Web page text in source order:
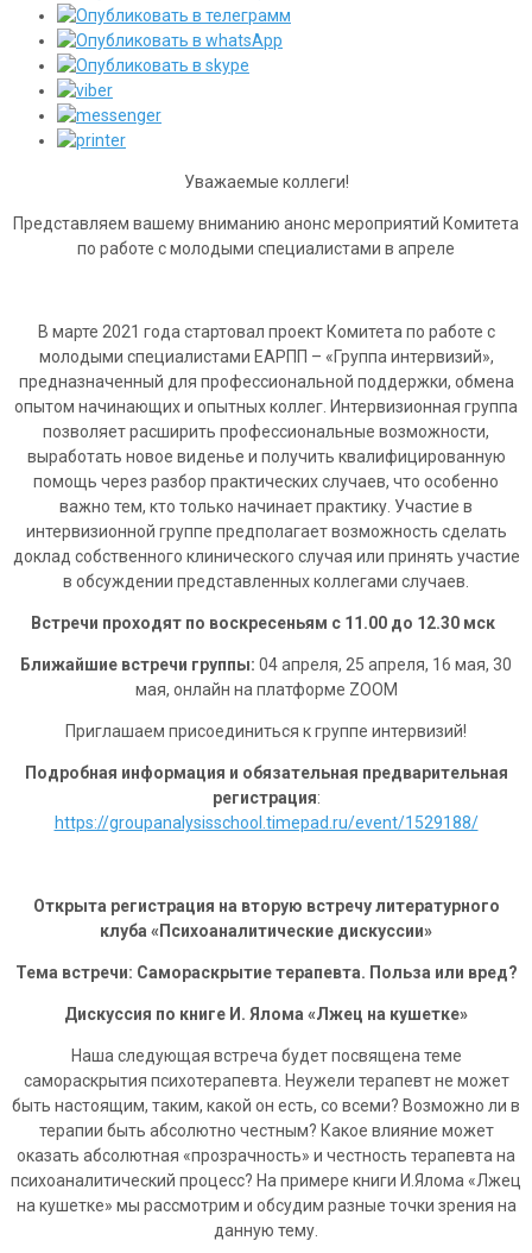
Уважаемые коллеги!
Представляем вашему вниманию анонс мероприятий Комитета
по работе с молодыми специалистами в апреле
В марте 2021 года стартовал проект Комитета по работе с
молодыми специалистами ЕАРПП – «Группа интервизий»,
предназначенный для профессиональной поддержки, обмена
опытом начинающих и опытных коллег. Интервизионная группа
позволяет расширить профессиональные возможности,
выработать новое виденье и получить квалифицированную
помощь через разбор практических случаев, что особенно
важно тем, кто только начинает практику. Участие в
интервизионной группе предполагает возможность сделать
доклад собственного клинического случая или принять участие
в обсуждении представленных коллегами случаев.
Встречи проходят по воскресеньям с 11.00 до 12.30 мск
Ближайшие встречи группы: 04 апреля, 25 апреля, 16 мая, 30
мая, онлайн на платформе ZOOM
Приглашаем присоединиться к группе интервизий!
Подробная информация и обязательная предварительная
регистрация:
https://groupanalysisschool.timepad.ru/event/1529188/
Открыта регистрация на вторую встречу литературного
клуба «Психоаналитические дискуссии»
Тема встречи: Самораскрытие терапевта. Польза или вред?
Дискуссия по книге И. Ялома «Лжец на кушетке»
Наша следующая встреча будет посвящена теме
самораскрытия психотерапевта. Неужели терапевт не может
быть настоящим, таким, какой он есть, со всеми? Возможно ли в
терапии быть абсолютно честным? Какое влияние может
оказать абсолютная «прозрачность» и честность терапевта на
психоаналитический процесс? На примере книги И.Ялома «Лжец
на кушетке» мы рассмотрим и обсудим разные точки зрения на
данную тему.